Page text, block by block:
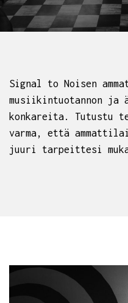
Signal to Noisen
musiikintuotannon ja
konkareita. Tutustu
varma, että
juuri tarpeittesi